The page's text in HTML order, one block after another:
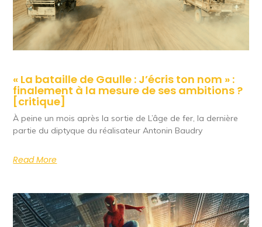
« La bataille de Gaulle : J’écris ton nom » :
finalement à la mesure de ses ambitions ?
[critique]
À peine un mois après la sortie de L’âge de fer, la dernière
partie du diptyque du réalisateur Antonin Baudry
Read More